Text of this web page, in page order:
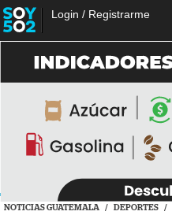
Login / Registrarme
NOTICIAS GUATEMALA / DEPORTES /